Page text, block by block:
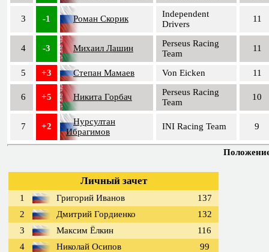
3 -1 Роман Скорик
Independent
Drivers
11
4 -3 Михаил Лашин
Perseus Racing
Team
11
5 +3 Степан Мамаев Von Eicken 11
6 +5 Никита Горбач
Perseus Racing
Team
10
7 +2
Нурсултан
Ибрагимов
INI Racing Team 9
Положение
Личный зачет
1 Григорий Иванов
137
2
Дмитрий Гордиенко
132
3
Максим Ёлкин
116
4
Николай Осипов
99